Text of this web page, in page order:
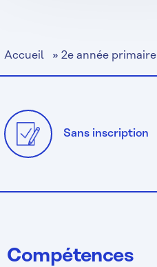
Accueil » 2e année primaire
Sans inscription
Compétences